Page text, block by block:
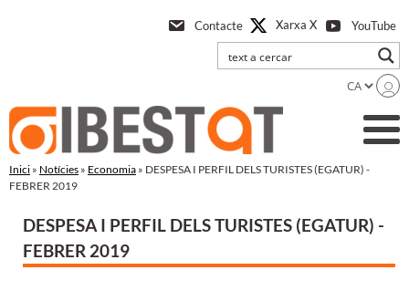
a
l'contingut
Contacte Xarxa X YouTube
Inici » Notícies » Economia » DESPESA I PERFIL DELS TURISTES (EGATUR) -
FEBRER 2019
DESPESA I PERFIL DELS TURISTES (EGATUR) -
FEBRER 2019